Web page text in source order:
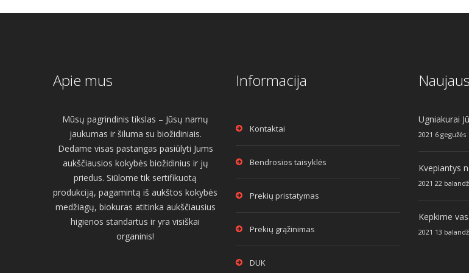
Apie mus
Mūsų pagrindinis tikslas – Jūsų namų
jaukumas ir šiluma su biožidiniais.
Dedame visas pastangas pasiūlyti Jums
aukščiausios kokybės biožidinius ir jų
priedus. Siūlome tik sertifikuotą
produkciją, pagamintą iš aukštos kokybės
medžiagų, biokuras atitinka aukščiausius
higienos standartus ir yra visiškai
organinis!
Informacija
Kontaktai
Bendrosios taisyklės
Prekių pristatymas
Prekių grąžinimas
DUK
Ugniakurai
2021 6 gegužės
Kvepiantys
2021 22
Kepkime
2021 13